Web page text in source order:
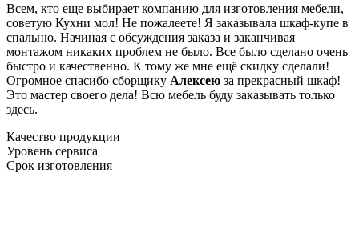
Всем, кто еще выбирает компанию для изготовления мебели,
советую Кухни мол! Не пожалеете! Я заказывала шкаф-купе в
спальню. Начиная с обсуждения заказа и заканчивая
монтажом никаких проблем не было. Все было сделано очень
быстро и качественно. К тому же мне ещё скидку сделали!
Огромное спасибо сборщику Алексею за прекрасный шкаф!
Это мастер своего дела! Всю мебель буду заказывать только
здесь.
Качество продукции
Уровень сервиса
Срок изготовления